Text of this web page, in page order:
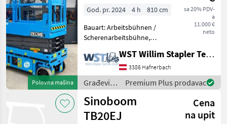
TRENUTNA
PUTANJA
Izgradnja
Gradevinski
Strojevi
Gradevinska
Dizala
Resetuj
Prikaži 5
rezultata
Polovna mašina
sa 20% PDV-
a
11.000 €
neto
God. pr. 2024 4 h
810 cm
Bauart: Arbeitsbühnen /
Scherenarbeitsbühne,
1880mm, Građevinski
strojevi Građevinska dizala
WST Willim Stapler Technik GmbH
3386 Hafnerbach
Građevinski
strojevi /
Sinoboom
Premium Plus prodavac
Sinoboom
TB20EJ
Cena
na upit